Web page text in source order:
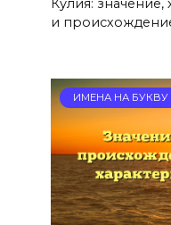
Кулия: значение,
и
ИМЕНА НА БУКВУ